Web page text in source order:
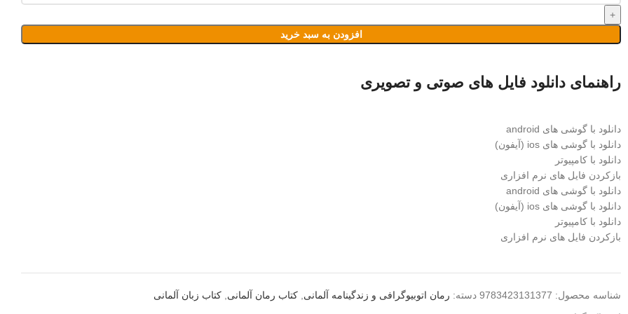
افزودن به سبد خرید
راهنمای دانلود فایل های صوتی و تصویری
دانلود با گوشی های android
دانلود با گوشی های ios (آیفون)
دانلود با کامپیوتر
بازکردن فایل های نرم افزاری
دانلود با گوشی های android
دانلود با گوشی های ios (آیفون)
دانلود با کامپیوتر
بازکردن فایل های نرم افزاری
شناسه محصول: 9783423131377 دسته: رمان اتوبیوگرافی و زندگینامه آلمانی کتاب رمان آلمانی کتاب زبان آلمانی